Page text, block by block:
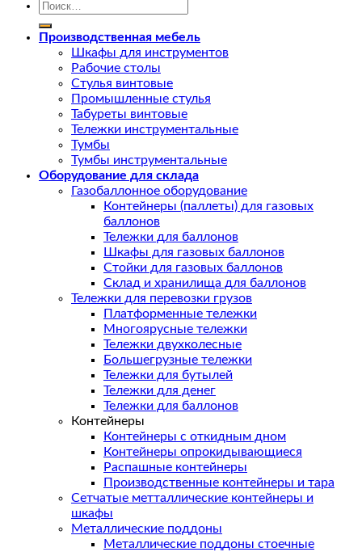
Искать:
Производственная мебель
Шкафы для инструментов
Рабочие столы
Стулья винтовые
Промышленные стулья
Табуреты винтовые
Тележки инструментальные
Тумбы
Тумбы инструментальные
Оборудование для склада
Газобаллонное оборудование
Контейнеры (паллеты) для газовых
баллонов
Тележки для баллонов
Шкафы для газовых баллонов
Стойки для газовых баллонов
Склад и хранилища для баллонов
Тележки для перевозки грузов
Платформенные тележки
Многоярусные тележки
Тележки двухколесные
Большегрузные тележки
Тележки для бутылей
Тележки для денег
Тележки для баллонов
Контейнеры
Контейнеры с откидным дном
Контейнеры опрокидывающиеся
Распашные контейнеры
Производственные контейнеры и тара
Сетчатые метталлические контейнеры и
шкафы
Металлические поддоны
Металлические поддоны стоечные